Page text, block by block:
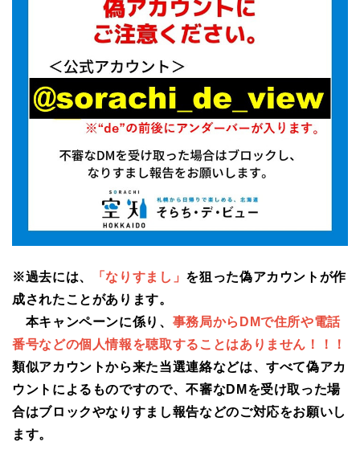
※過去には、 「なりすまし」 を狙った偽アカウントが作
成されたことがあります。
本キャンペーンに係り、 事務局からDMで住所や電話
番号などの個人情報を聴取することはありません！！！
類似アカウントから来た当選連絡などは、すべて偽アカ
ウントによるものですので、不審なDMを受け取った場
合はブロックやなりすまし報告などのご対応をお願いし
ます。